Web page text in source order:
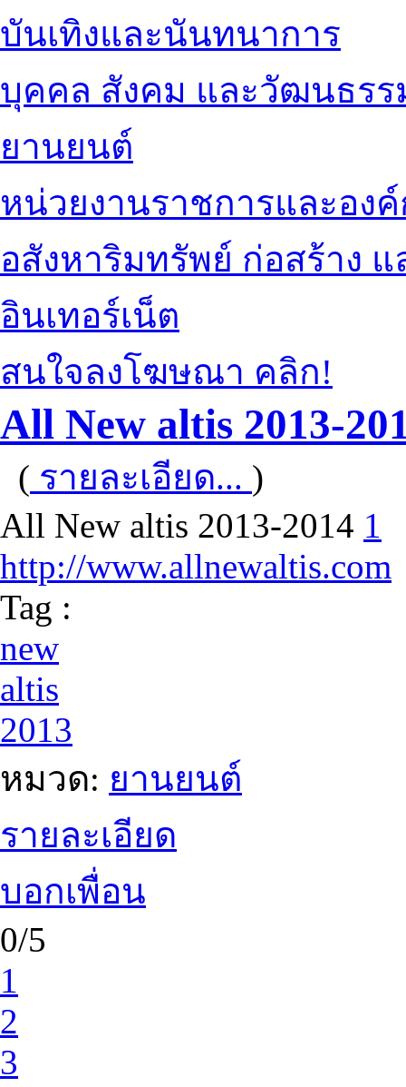
บันเทิงและนันทนาการ
บุคคล สังคม และวัฒนธรร
ยานยนต์
หน่วยงานราชการและอง
อสังหาริมทรัพย์ ก่อสร้าง
อินเทอร์เน็ต
สนใจลงโฆษณา คลิก!
All New altis 2013-
( รายละเอียด... )
All New altis 2013-2014 1
http://www.allnewaltis.com
Tag :
new
altis
2013
หมวด: ยานยนต์
รายละเอียด
บอกเพื่อน
0/5
1
2
3